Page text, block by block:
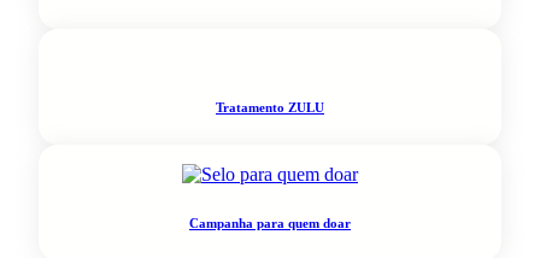
Tratamento ZULU
Campanha para quem doar